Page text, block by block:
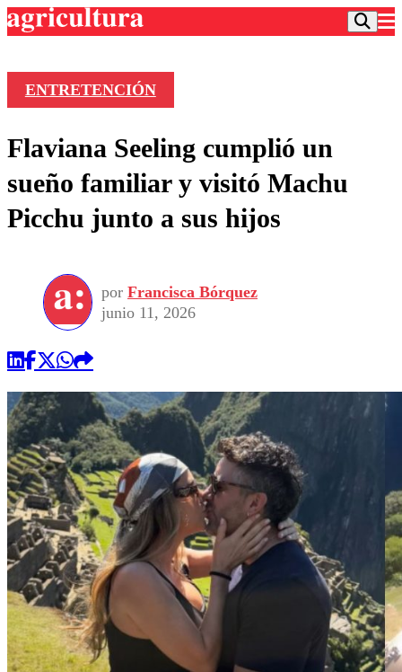
Frecuencias
Agricultura TV
Deportes
Colo Colo
Seleccion Chilena
Torneo Internacional
Universidad de Chile
Entretención
Economía
Internacional
Sustentabilidad
Publicaciones en medios
Opinión
ENTRETENCIÓN
Flaviana Seeling cumplió un
sueño familiar y visitó Machu
Picchu junto a sus hijos
por Francisca Bórquez
junio 11, 2026